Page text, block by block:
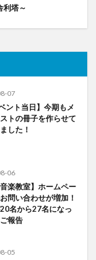
利塔～
07
ント当日】今期もメ
トの冊子を作らせて
した！
06
音楽教室】ホームペー
問い合わせが増加！
名から27名になっ
報告
05